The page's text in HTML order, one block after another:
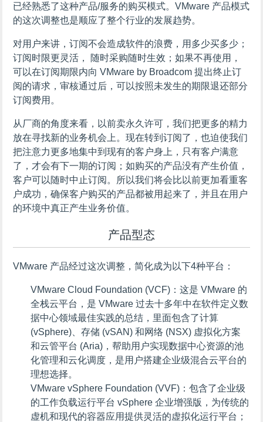
已经熟悉了这种产品/服务的购买模式。VMware 产品模式
的这次调整也是顺应了整个行业的发展趋势。
对用户来讲，订阅不会造成软件的浪费，用多少买多少；
订阅时限更灵活， 随时采购随时生效；如果不再使用，
可以在订阅期限内向 VMware by Broadcom 提出终止订
阅的请求，审核通过后，可以按照未发生的期限退还部分
订阅费用。
从厂商的角度来看，以前卖永久许可，我们把更多的精力
放在寻找新的业务机会上。现在转到订阅了，也迫使我们
把注意力更多地集中到现有的客户身上，只有客户满意
了，才会有下一期的订阅；如购买的产品没有产生价值，
客户可以随时中止订阅。所以我们将会比以前更加看重客
户成功，确保客户购买的产品都被用起来了，并且在用户
的环境中真正产生业务价值。
产品型态
VMware 产品经过这次调整，简化成为以下4种平台：
VMware Cloud Foundation (VCF)：这是 VMware 的
全栈云平台，是 VMware 过去十多年中在软件定义数
据中心领域最佳实践的总结，里面包含了计算
(vSphere)、存储 (vSAN) 和网络 (NSX) 虚拟化方案
和云管平台 (Aria)，帮助用户实现数据中心资源的池
化管理和云化调度，是用户搭建企业级混合云平台的
理想选择。
VMware vSphere Foundation (VVF)：包含了企业级
的工作负载运行平台 vSphere 企业增强版，为传统的
虚机和现代的容器应用提供灵活的虚拟化运行平台；